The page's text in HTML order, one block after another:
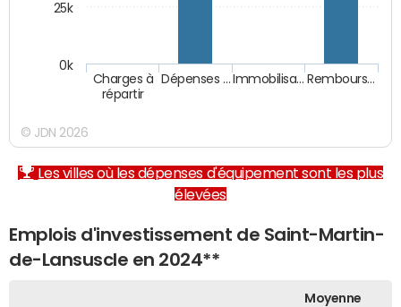
Charges à
répartir
Dépenses … Immobilisa… Rembours…
0k
25k
© JDN 2026
Les villes où les dépenses d'équipement sont les plus
élevées
Emplois d'investissement de Saint-Martin-
de-Lansuscle en 2024**
Moyenne